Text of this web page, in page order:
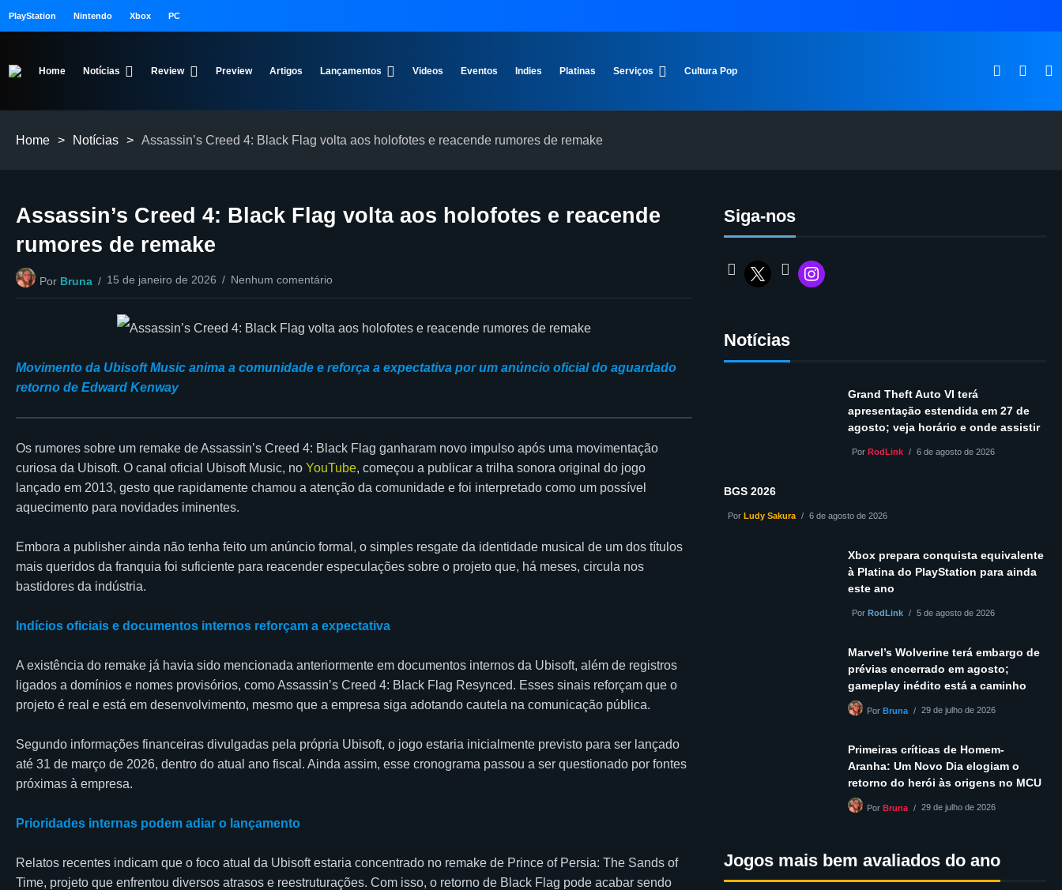
PlayStation Nintendo Xbox PC
Home Notícias Review Preview Artigos Lançamentos Videos Eventos Indies Platinas Serviços Cultura Pop
Home > Notícias > Assassin’s Creed 4: Black Flag volta aos holofotes e reacende rumores de remake
Assassin’s Creed 4: Black Flag volta aos holofotes e reacende
rumores de remake
Por Bruna 15 de janeiro de 2026 Nenhum comentário
Movimento da Ubisoft Music anima a comunidade e reforça a expectativa por um anúncio oficial do aguardado
retorno de Edward Kenway
Os rumores sobre um remake de Assassin’s Creed 4: Black Flag ganharam novo impulso após uma movimentação
curiosa da Ubisoft. O canal oficial Ubisoft Music, no YouTube, começou a publicar a trilha sonora original do jogo
lançado em 2013, gesto que rapidamente chamou a atenção da comunidade e foi interpretado como um possível
aquecimento para novidades iminentes.
Embora a publisher ainda não tenha feito um anúncio formal, o simples resgate da identidade musical de um dos títulos
mais queridos da franquia foi suficiente para reacender especulações sobre o projeto que, há meses, circula nos
bastidores da indústria.
Indícios oficiais e documentos internos reforçam a expectativa
A existência do remake já havia sido mencionada anteriormente em documentos internos da Ubisoft, além de registros
ligados a domínios e nomes provisórios, como Assassin’s Creed 4: Black Flag Resynced. Esses sinais reforçam que o
projeto é real e está em desenvolvimento, mesmo que a empresa siga adotando cautela na comunicação pública.
Segundo informações financeiras divulgadas pela própria Ubisoft, o jogo estaria inicialmente previsto para ser lançado
até 31 de março de 2026, dentro do atual ano fiscal. Ainda assim, esse cronograma passou a ser questionado por fontes
próximas à empresa.
Prioridades internas podem adiar o lançamento
Relatos recentes indicam que o foco atual da Ubisoft estaria concentrado no remake de Prince of Persia: The Sands of
Time, projeto que enfrentou diversos atrasos e reestruturações. Com isso, o retorno de Black Flag pode acabar sendo
Siga-nos
Notícias
Grand Theft Auto VI terá
apresentação estendida em 27 de
agosto; veja horário e onde assistir
Por RodLink 6 de agosto de 2026
BGS 2026
PorLudy Sakura 6 de agosto de 2026
Xbox prepara conquista equivalente
à Platina do PlayStation para ainda
este ano
Por RodLink 5 de agosto de 2026
Marvel’s Wolverine terá embargo de
prévias encerrado em agosto;
gameplay inédito está a caminho
PorBruna 29 de julho de 2026
Primeiras críticas de Homem-
Aranha: Um Novo Dia elogiam o
retorno do herói às origens no MCU
PorBruna 29 de julho de 2026
Jogos mais bem avaliados do ano